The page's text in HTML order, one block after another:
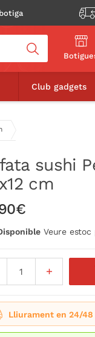
Club gadgets
14,90€
sushi
cm
Veure estoc
Lliurament en 24/48